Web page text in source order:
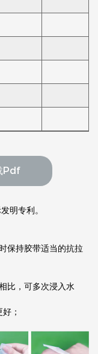
pdf
明专利。
保持胶带适当的抗拉
比，可多次浸入水
；